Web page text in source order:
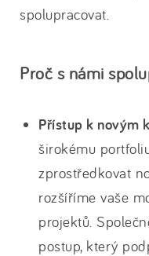
spolupracovat.
Proč s námi
Přístup k novým
širokému
zprostředkovat
rozšíříme vaše
projektů.
postup, který